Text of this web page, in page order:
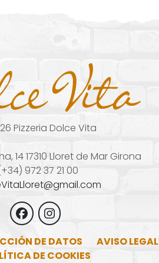
Pizzeria Dolce Vita
14 17310 Lloret de Mar Girona
972 37 21 00
DE DATOS AVISO LEGAL
DE COOKIES